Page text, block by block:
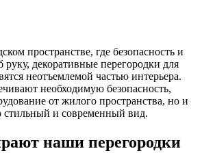
пространстве, где безопасность и
руку, декоративные перегородки для
неотъемлемой частью интерьера.
необходимую безопасность,
от жилого пространства, но и
и современный вид.
наши перегородки